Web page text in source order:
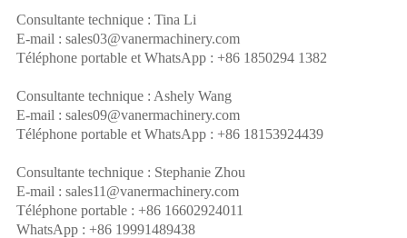
Consultante technique : Tina Li
E-mail : sales03@vanermachinery.com
Téléphone portable et WhatsApp : +86 1850294 1382
Consultante technique : Ashely Wang
E-mail : sales09@vanermachinery.com
Téléphone portable et WhatsApp : +86 18153924439
Consultante technique : Stephanie Zhou
E-mail : sales11@vanermachinery.com
Téléphone portable : +86 16602924011
WhatsApp : +86 19991489438